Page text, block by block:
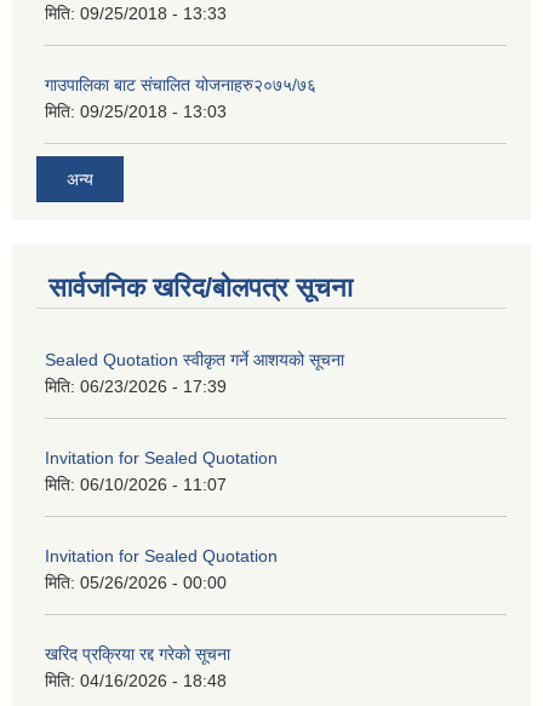
मिति: 09/25/2018 - 13:33
गाउपालिका बाट संचालित योजनाहरु२०७५/७६
मिति: 09/25/2018 - 13:03
अन्य
सार्वजनिक खरिद/बोलपत्र सूचना
Sealed Quotation स्वीकृत गर्ने आशयको सूचना
मिति: 06/23/2026 - 17:39
Invitation for Sealed Quotation
मिति: 06/10/2026 - 11:07
Invitation for Sealed Quotation
मिति: 05/26/2026 - 00:00
खरिद प्रक्रिया रद्द गरेको सूचना
मिति: 04/16/2026 - 18:48